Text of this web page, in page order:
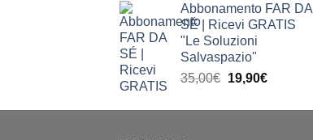
originale
era:
63,90€.
attuale
è:
Abbonamento FAR DA
SÉ | Ricevi GRATIS
"Le Soluzioni
Salvaspazio"
35,00€ Il
originale
19,90€Il
attuale